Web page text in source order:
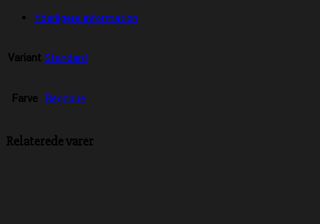
Yderligere information
Variant Standard
Farve Regnbue
Relaterede varer